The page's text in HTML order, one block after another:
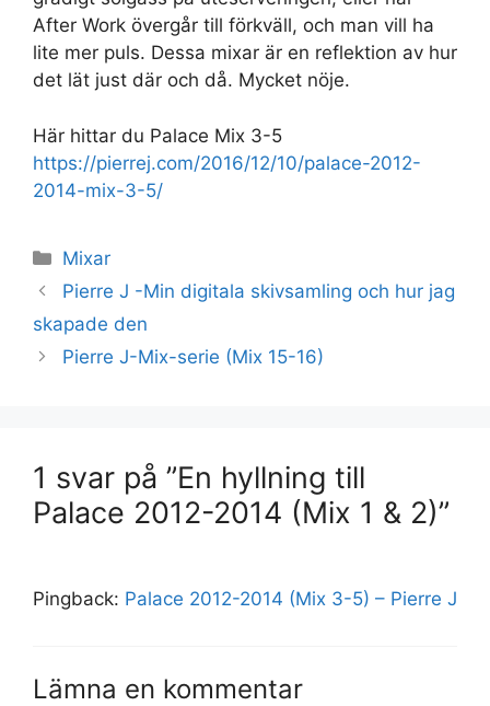
After Work övergår till förkväll, och man vill ha
lite mer puls. Dessa mixar är en reflektion av hur
det lät just där och då. Mycket nöje.
Här hittar du Palace Mix 3-5
https://pierrej.com/2016/12/10/palace-2012-
2014-mix-3-5/
Kategorier
Mixar
Pierre J -Min digitala skivsamling och hur jag
skapade den
Pierre J-Mix-serie (Mix 15-16)
1 svar på ”En hyllning till
Palace 2012-2014 (Mix 1 & 2)”
Pingback: Palace 2012-2014 (Mix 3-5) – Pierre J
Lämna en kommentar